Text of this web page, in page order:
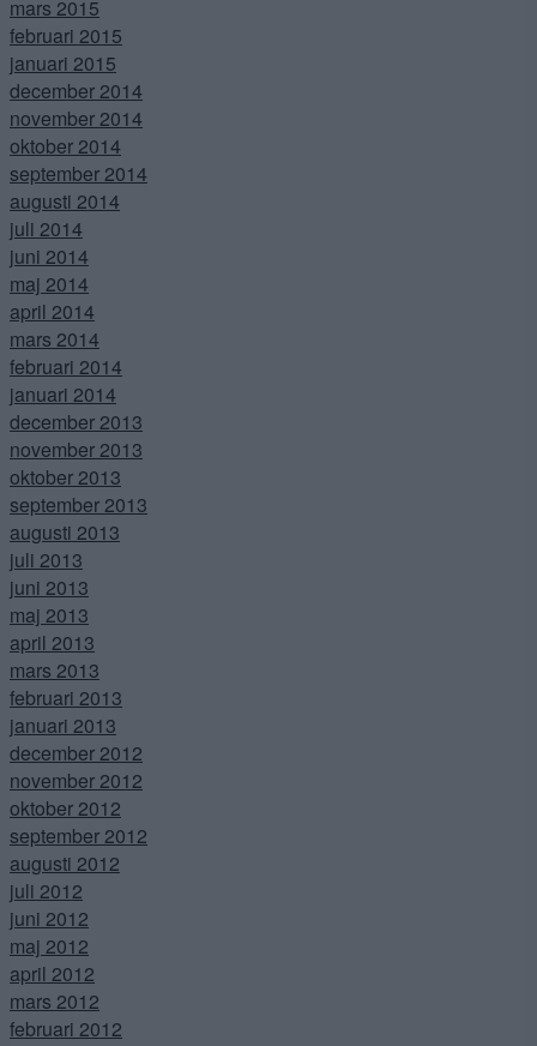
mars 2015
februari 2015
januari 2015
december 2014
november 2014
oktober 2014
september 2014
augusti 2014
juli 2014
juni 2014
maj 2014
april 2014
mars 2014
februari 2014
januari 2014
december 2013
november 2013
oktober 2013
september 2013
augusti 2013
juli 2013
juni 2013
maj 2013
april 2013
mars 2013
februari 2013
januari 2013
december 2012
november 2012
oktober 2012
september 2012
augusti 2012
juli 2012
juni 2012
maj 2012
april 2012
mars 2012
februari 2012